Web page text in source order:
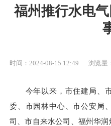
福州推行水电
时间：2024-08-15 12:49 浏览量
今年以来，市住建局、
委、市园林中心、市公安局
司、市自来水公司、福州华